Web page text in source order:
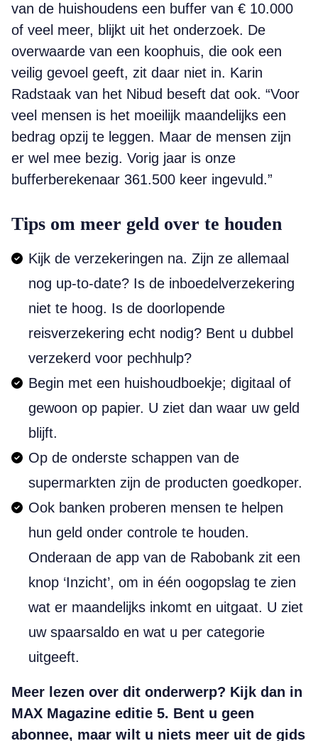
van de huis­houdens een buffer van € 10.000
of veel meer, blijkt uit het onderzoek. De
overwaarde van een koophuis, die ook een
veilig gevoel geeft, zit daar niet in. Karin
Radstaak van het Nibud beseft dat ook. “Voor
veel mensen is het moeilijk maandelijks een
bedrag opzij te leggen. Maar de mensen zijn
er wel mee bezig. Vorig jaar is onze
bufferberekenaar 361.500 keer ingevuld.”
Tips om meer geld over te houden
Kijk de verzekeringen na. Zijn ze allemaal
nog up-to-date? Is de inboedelverzekering
niet te hoog. Is de doorlopende
reisverzekering echt nodig? Bent u dubbel
verzekerd voor pechhulp?
Begin met een huishoudboekje; digitaal of
gewoon op papier. U ziet dan waar uw geld
blijft.
Op de onderste schappen van de
supermarkten zijn de producten goedkoper.
Ook banken proberen mensen te helpen
hun geld onder controle te houden.
Onderaan de app van de Rabobank zit een
knop ‘Inzicht’, om in één oogopslag te zien
wat er maandelijks inkomt en uitgaat. U ziet
uw spaarsaldo en wat u per categorie
uitgeeft.
Meer lezen over dit onderwerp? Kijk dan in
MAX Magazine editie 5. Bent u geen
abonnee, maar wilt u niets meer uit de gids